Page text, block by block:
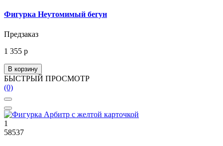
Фигурка Неутомимый бегун
Предзаказ
1 355 р
В корзину
БЫСТРЫЙ ПРОСМОТР
(0)
1
58537